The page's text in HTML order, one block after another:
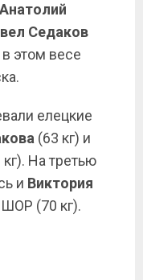
Анатолий
Седаков
этом весе
елецкие
(63 кг) и
кг). На третью
и Виктория
(70 кг).